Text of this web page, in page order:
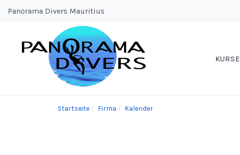
Panorama Divers Mauritius
KURSE
Startseite Firma Kalender